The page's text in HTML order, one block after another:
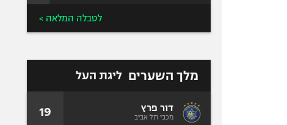
לטבלה המלאה >
מלך השערים ליגת העל
דור פרץ
מכבי תל אביב 19